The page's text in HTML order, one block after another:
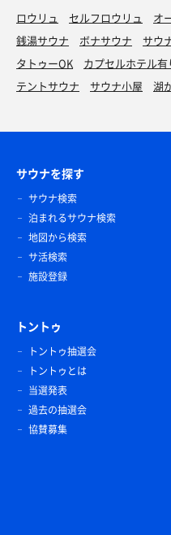
ロウリュ セルフロウリュ オ
銭湯サウナ
ボナサウナ サウ
タトゥーOK
カプセルホテル有
テントサウナ
サウナ小屋 湖
サウナを探す
サウナ検索
泊まれるサウナ検索
地図から検索
サ活検索
施設登録
トントゥ
トントゥ抽選会
トントゥとは
当選発表
過去の抽選会
協賛募集